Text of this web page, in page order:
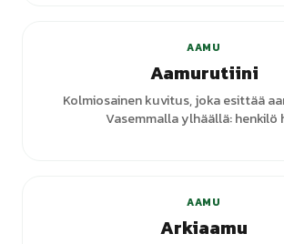
AAMU
Aamurutiini
Kolmiosainen kuvitus, joka esittää
Vasemmalla ylhäällä: henkilö
AAMU
Arkiaamu